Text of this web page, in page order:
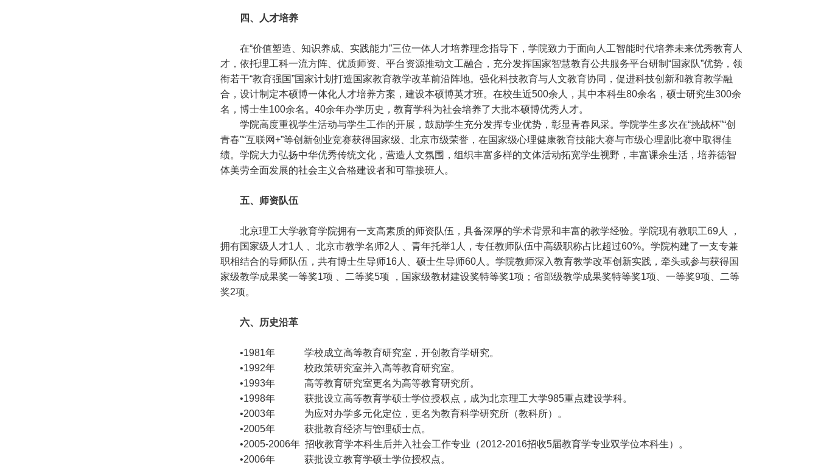
四、人才培养
在“价值塑造、知识养成、实践能力”三位一体人才培养理念指导下，学院致力于面向人工智能时代培养未来优秀教育人
才，依托理工科一流方阵、优质师资、平台资源推动文工融合，充分发挥国家智慧教育公共服务平台研制“国家队”优势，领
衔若干“教育强国”国家计划打造国家教育教学改革前沿阵地。强化科技教育与人文教育协同，促进科技创新和教育教学融
合，设计制定本硕博一体化人才培养方案，建设本硕博英才班。在校生近500余人，其中本科生80余名，硕士研究生300余
名，博士生100余名。40余年办学历史，教育学科为社会培养了大批本硕博优秀人才。
学院高度重视学生活动与学生工作的开展，鼓励学生充分发挥专业优势，彰显青春风采。学院学生多次在“挑战杯”“创
青春”“互联网+”等创新创业竞赛获得国家级、北京市级荣誉，在国家级心理健康教育技能大赛与市级心理剧比赛中取得佳
绩。学院大力弘扬中华优秀传统文化，营造人文氛围，组织丰富多样的文体活动拓宽学生视野，丰富课余生活，培养德智
体美劳全面发展的社会主义合格建设者和可靠接班人。
五、师资队伍
北京理工大学教育学院拥有一支高素质的师资队伍，具备深厚的学术背景和丰富的教学经验。学院现有教职工69人 ，
拥有国家级人才1人 、北京市教学名师2人 、青年托举1人，专任教师队伍中高级职称占比超过60%。学院构建了一支专兼
职相结合的导师队伍，共有博士生导师16人、硕士生导师60人。学院教师深入教育教学改革创新实践，牵头或参与获得国
家级教学成果奖一等奖1项 、二等奖5项 ，国家级教材建设奖特等奖1项；省部级教学成果奖特等奖1项、一等奖9项、二等
奖2项。
六、历史沿革
•1981年 学校成立高等教育研究室，开创教育学研究。
•1992年 校政策研究室并入高等教育研究室。
•1993年 高等教育研究室更名为高等教育研究所。
•1998年
获批设立高等教育学硕士学位授权点，成为北京理工大学985重点建设学科。
•2003年 为应对办学多元化定位，更名为教育科学研究所（教科所）。
•2005年 获批教育经济与管理硕士点。
•2005-2006年 招收教育学本科生后并入社会工作专业（2012-2016招收5届教育学专业双学位本科生）。
•2006年 获批设立教育学硕士学位授权点。